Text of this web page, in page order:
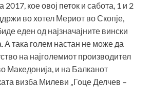
кое овој петок и сабота, 1 и 2
во хотел Мериот во Скопје,
еден од најзначајните вински
А така голем настан не може да
на најголемиот производител
Македонија, и на Балканот
визба Милеви „Гоце Делчев –